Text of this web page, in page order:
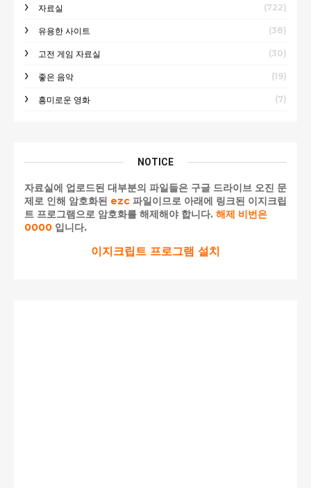
자료실 (722)
유용한 사이트 (38)
고전 게임 자료실 (30)
좋은 음악 (19)
흥미로운 영화 (7)
NOTICE
자료실에 업로드된 대부분의 파일들은 구글 드라이브 오진 문
제로 인해 암호화된 ezc 파일이므로 아래에 링크된 이지크립
트 프로그램으로 암호화를 해제해야 합니다. 해제 비번은
0000 입니다.
이지크립트 프로그램 설치